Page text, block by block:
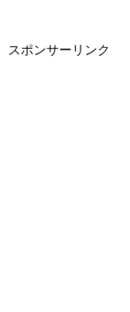
スポンサーリンク